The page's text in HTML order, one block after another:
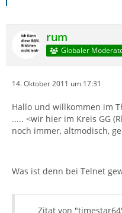
rum
Globaler
14. Oktober 2011 um 17:31
Hallo und willkommen im
..... <wir hier im Kreis GG
noch immer, altmodisch,
Was ist denn bei Telnet
Zitat von